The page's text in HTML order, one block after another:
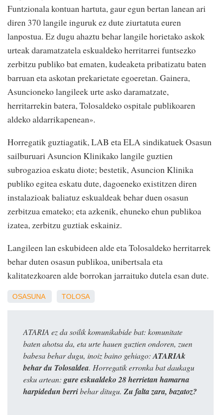
Funtzionala kontuan hartuta, gaur egun bertan lanean ari
diren 370 langile inguruk ez dute ziurtatuta euren
lanpostua. Ez dugu ahaztu behar langile horietako askok
urteak daramatzatela eskualdeko herritarrei funtsezko
zerbitzu publiko bat ematen, kudeaketa pribatizatu baten
barruan eta askotan prekarietate egoeretan. Gainera,
Asuncioneko langileek urte asko daramatzate,
herritarrekin batera, Tolosaldeko ospitale publikoaren
aldeko aldarrikapenean».
Horregatik guztiagatik, LAB eta ELA sindikatuek Osasun
sailburuari Asuncion Klinikako langile guztien
subrogazioa eskatu diote; bestetik, Asuncion Klinika
publiko egitea eskatu dute, dagoeneko existitzen diren
instalazioak baliatuz eskualdeak behar duen osasun
zerbitzua emateko; eta azkenik, ehuneko ehun publikoa
izatea, zerbitzu guztiak eskainiz.
Langileen lan eskubideen alde eta Tolosaldeko herritarrek
behar duten osasun publikoa, unibertsala eta
kalitatezkoaren alde borrokan jarraituko dutela esan dute.
OSASUNA TOLOSA
ATARIA ez da soilik komunikabide bat: komunitate
baten ahotsa da, eta urte hauen guztien ondoren, zuen
babesa behar dugu, inoiz baino gehiago:ATARIAk
behar du Tolosaldea. Horregatik erronka bat daukagu
esku artean: gure eskualdeko 28 herrietan hamarna
harpidedun berribehar ditugu. Zu falta zara, bazatoz?